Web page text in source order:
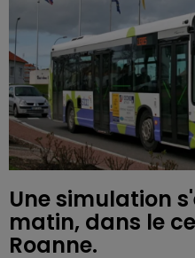
Une simulation
matin, dans le
Roanne.